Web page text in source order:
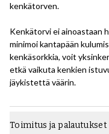
kenkätorven.
Kenkätorvi ei ainoastaan
minimoi kantapään
kenkäsorkkia, voit
etkä vaikuta kenkien
jäykistettä väärin.
Toimitus ja palautukset